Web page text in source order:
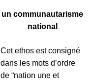
un communautarisme
national
Cet ethos est consigné
dans les mots d’ordre
de “nation une et